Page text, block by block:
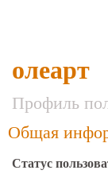
олеарт
Профиль
Общая
Статус